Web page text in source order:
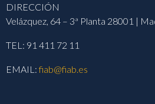
DIRECCIÓN
Velázquez, 64 – 3ª Planta 28001 |
TEL: 91 411 72 11
EMAIL:fiab@fiab.es